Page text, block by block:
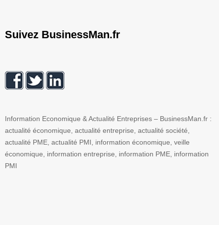
Suivez BusinessMan.fr
Information Economique & Actualité Entreprises – BusinessMan.fr :
actualité économique, actualité entreprise, actualité société,
actualité PME, actualité PMI, information économique, veille
économique, information entreprise, information PME, information
PMI